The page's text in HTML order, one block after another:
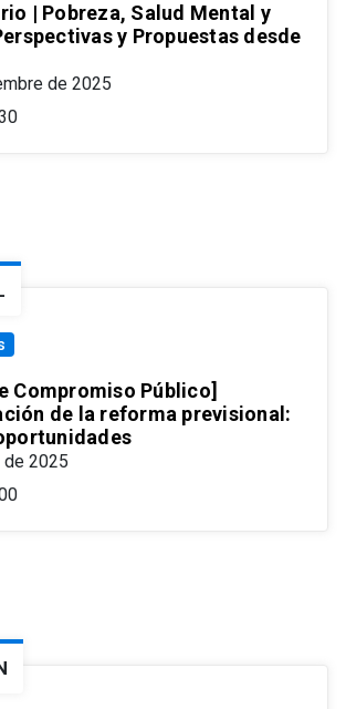
| Pobreza, Salud Mental y
y Propuestas desde
de 2025
Compromiso Público]
de la reforma previsional:
2025